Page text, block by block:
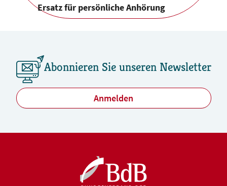
Ersatz für persönliche Anhörung
Abonnieren Sie unseren Newsletter
Anmelden